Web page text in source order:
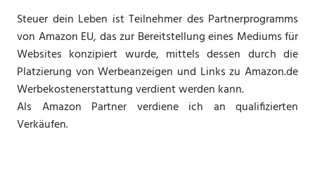
Steuer dein Leben ist Teilnehmer des Partnerprogramms
von Amazon EU, das zur Bereitstellung eines Mediums für
Websites konzipiert wurde, mittels dessen durch die
Platzierung von Werbeanzeigen und Links zu Amazon.de
Werbekostenerstattung verdient werden kann.
Als Amazon Partner verdiene ich an qualifizierten
Verkäufen.